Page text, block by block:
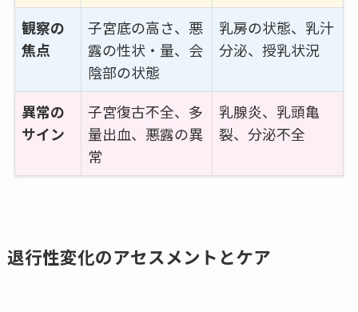
観察の
焦点
子宮底の高さ、悪
露の性状・量、会
陰部の状態
乳房の状態、乳汁
分泌、授乳状況
異常の
サイン
子宮復古不全、多
量出血、悪露の異
常
乳腺炎、乳頭亀
裂、分泌不全
退行性変化のアセスメントとケア